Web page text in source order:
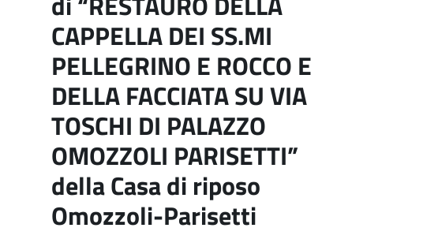
CAPPELLA DEI SS.MI
PELLEGRINO E ROCCO E
DELLA FACCIATA SU VIA
TOSCHI DI PALAZZO
OMOZZOLI PARISETTI”
della Casa di riposo
Omozzoli-Parisetti